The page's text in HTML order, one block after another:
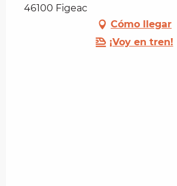
46100 Figeac
Cómo llegar
¡Voy en tren!